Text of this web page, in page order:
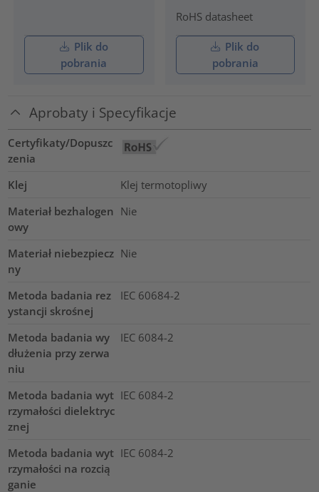
Plik do
pobrania
RoHS datasheet
Plik do
pobrania
Aprobaty i Specyfikacje
Certyfikaty/Dopuszc
zenia
Klej
Klej termotopliwy
Materiał bezhalogen
owy
Nie
Materiał niebezpiecz
ny
Nie
Metoda badania rez
ystancji skrośnej
IEC 60684-2
Metoda badania wy
dłużenia przy zerwa
niu
IEC 6084-2
Metoda badania wyt
rzymałości dielektryc
znej
IEC 6084-2
Metoda badania wyt
rzymałości na rozcią
ganie
IEC 6084-2